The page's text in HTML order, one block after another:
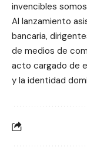
invencibles
Al lanzamiento
bancaria,
de medios de
acto cargado de
y la identidad